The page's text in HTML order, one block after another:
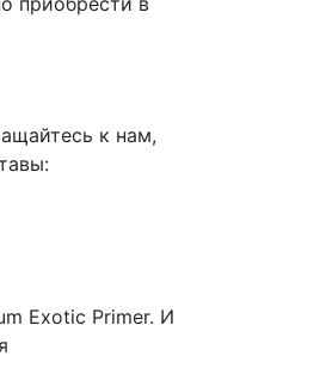
к нам,
Exotic Primer. И